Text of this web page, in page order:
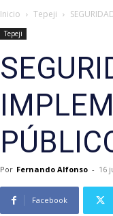
Inicio Tepeji
Tepeji
Por Fernando Alfonso - 16
Facebook